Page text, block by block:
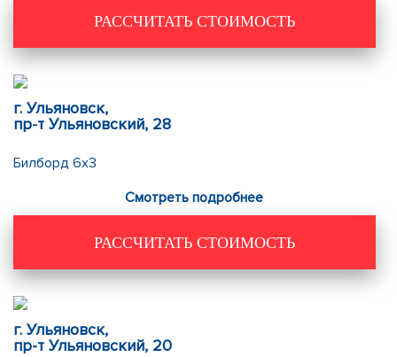
РАССЧИТАТЬ СТОИМОСТЬ
г. Ульяновск,
пр-т Ульяновский, 28
Билборд 6х3
Смотреть подробнее
РАССЧИТАТЬ СТОИМОСТЬ
г. Ульяновск,
пр-т Ульяновский, 20